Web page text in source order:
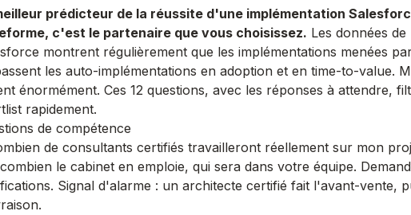
prédicteur de la réussite d'une implémentation
c'est le partenaire que vous choisissez. Les données
montrent régulièrement que les implémentations menées
les auto-implémentations en adoption et en time-to-value.
énormément. Ces 12 questions, avec les réponses à attendre,
rapidement.
de compétence
de consultants certifiés travailleront réellement sur mon
le cabinet en emploie, qui sera dans votre équipe.
Signal d'alarme : un architecte certifié fait l'avant-vente,